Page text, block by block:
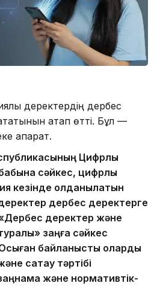
деректердің дербес
атап өтті. Бұл —
ақпарат.
Цифрлық
сәйкес, цифрлық
кезінде қолданылатын
дербес деректерге
деректер және
заңға сәйкес
Осыған байланысты оларды
сақтау тәртібі
және нормативтік-